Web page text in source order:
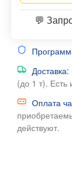
💬
Доставка:
(до 1 т). Есть
Оплата
действуют.